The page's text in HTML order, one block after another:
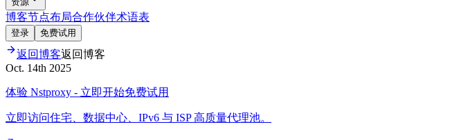
博客节点布局合作伙伴术语表
登录 免费试用
返回博客返回博客
Oct. 14th 2025
体验 Nstproxy - 立即开始免费试用
立即访问住宅、数据中心、IPv6 与 ISP 高质量代理池。